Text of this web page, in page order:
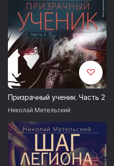
Призрачный ученик. Часть 2
Николай Метельский